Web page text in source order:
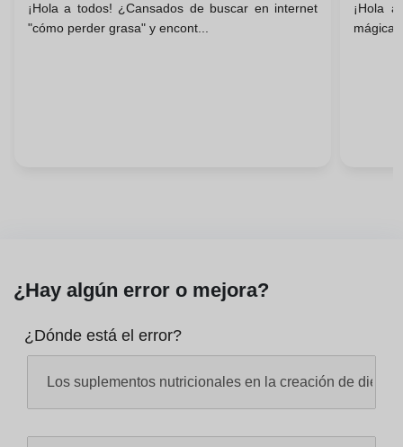
¡Hola a todos! ¿Cansados de buscar en internet
"cómo perder grasa" y encont...
¡Hola
¿Hay algún error o mejora?
¿Dónde está el error?